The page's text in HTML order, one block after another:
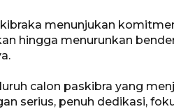
menunjukan
hingga menurunkan
calon paskibra yang
serius, penuh dedikasi,